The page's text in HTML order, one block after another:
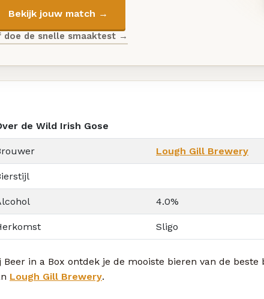
Bekijk jouw match →
doe de snelle smaaktest →
de Wild Irish Gose
Lough Gill Brewery
4.0%
Sligo
Beer in a Box ontdek je de mooiste bieren van de
Lough Gill Brewery.